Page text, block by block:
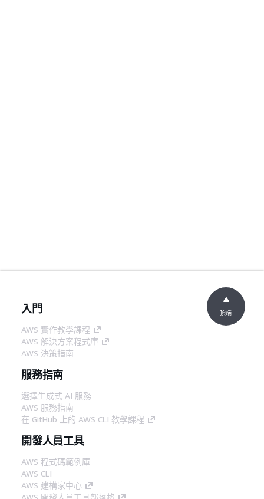
入門
AWS 實作教學課程
AWS 解決方案程式庫
AWS 決策指南
服務指南
選擇生成式 AI 服務
AWS 服務指南
在 GitHub 上的 AWS CLI 教學課程
開發人員工具
AWS 程式碼範例庫
AWS CLI
AWS 建構家中心
AWS 開發人員工具部落格
頂端